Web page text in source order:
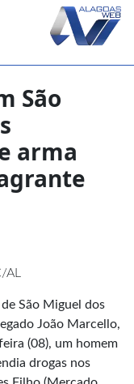
São
arma
São Miguel dos
João Marcello,
(08), um homem
drogas nos